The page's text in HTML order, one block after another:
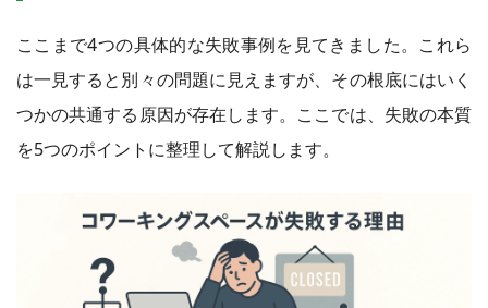
ここまで4つの具体的な失敗事例を見てきました。これら
は一見すると別々の問題に見えますが、その根底にはいく
つかの共通する原因が存在します。ここでは、失敗の本質
を5つのポイントに整理して解説します。